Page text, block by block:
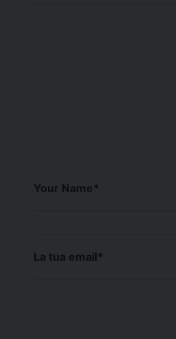
Your Name*
La tua email*